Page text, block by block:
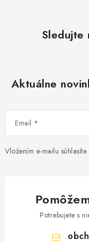
Sledujte
Aktuálne
Email
Vložením e-mailu súhlasíte
Potrebujete s